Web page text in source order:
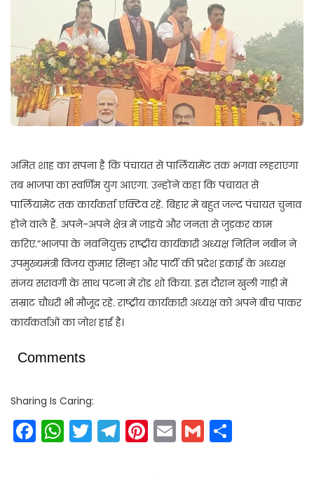
अमित शाह का सपना है कि पंचायत से पार्लियामेंट तक भगवा लहराएगा
तब भाजपा का स्वर्णिम युग आएगा. उन्होंने कहा कि पंचायत से
पार्लियामेंट तक कार्यकर्ता एक्टिव रहें. बिहार में बहुत जल्द पंचायत चुनाव
होने वाले हैं. अपने-अपने क्षेत्र में जाइये और जनता से जुड़कर काम
करिए.”भाजपा के नवनियुक्त राष्ट्रीय कार्यकारी अध्यक्ष नितिन नबीन ने
उपमुख्यमंत्री विजय कुमार सिन्हा और पार्टी की प्रदेश इकाई के अध्यक्ष
संजय सरावगी के साथ पटना में रोड शो किया. इस दौरान खुली गाड़ी में
सम्राट चौधरी भी मौजूद रहे. राष्ट्रीय कार्यकारी अध्यक्ष को अपने बीच पाकर
कार्यकर्ताओं का जोश हाई है।
Comments
Sharing Is Caring:
Facebook
WhatsApp
Twitter
Telegram
Pinterest
EmailGmail